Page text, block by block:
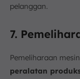
pelanggan.
7.
Pemeliharaan
peralatan